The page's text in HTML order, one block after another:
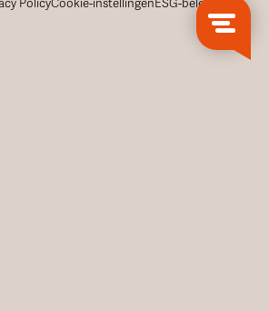
PolicyCookie-instellingenESG-beleid